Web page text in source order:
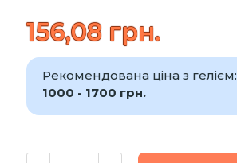
156,08 грн.
Рекомендована ціна з гелієм:
1000 - 1700 грн.